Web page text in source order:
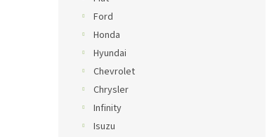
Ford
Honda
Hyundai
Chevrolet
Chrysler
Infinity
Isuzu